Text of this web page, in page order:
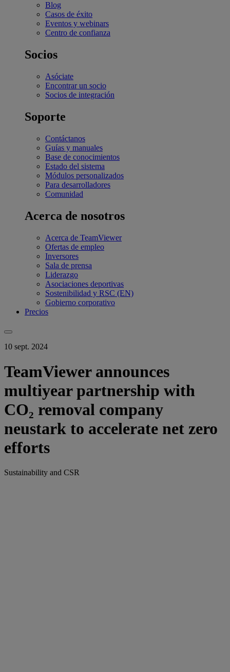
Blog
Casos de éxito
Eventos y webinars
Centro de confianza
Socios
Asóciate
Encontrar un socio
Socios de integración
Soporte
Contáctanos
Guías y manuales
Base de conocimientos
Estado del sistema
Módulos personalizados
Para desarrolladores
Comunidad
Acerca de nosotros
Acerca de TeamViewer
Ofertas de empleo
Inversores
Sala de prensa
Liderazgo
Asociaciones deportivas
Sostenibilidad y RSC (EN)
Gobierno corporativo
Precios
10 sept. 2024
TeamViewer announces
multiyear partnership with
CO₂ removal company
neustark to accelerate net zero
efforts
Sustainability and CSR